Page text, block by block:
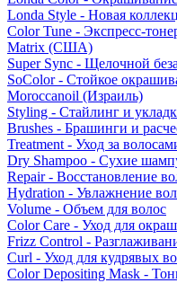
Londa Style - Новая
Color Tune - Экспресс-
Matrix (США)
Super Sync - Щелочной
SoColor - Стойкое
Moroccanoil (Израиль)
Styling - Стайлинг и
Brushes - Брашинги и
Treatment - Уход за
Dry Shampoo - Сухие
Repair - Восстановление
Hydration - Увлажнение
Volume - Объем для волос
Color Care - Уход для
Frizz Control -
Curl - Уход для кудрявых
Color Depositing Mask -